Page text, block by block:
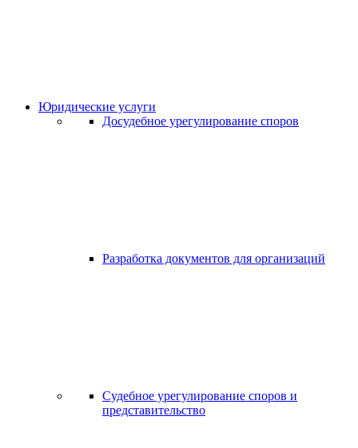
Юридические услуги
Досудебное урегулирование споров
Разработка документов для организаций
Судебное урегулирование споров и
представительство